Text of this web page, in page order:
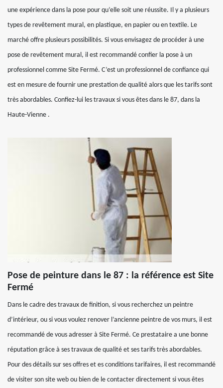
une expérience dans la pose pour qu’elle soit une réussite. Il y a plusieurs
types de revêtement mural, en plastique, en papier ou en textile. Le
marché offre plusieurs possibilités. Si vous envisagez de procéder à une
pose de revêtement mural, il est recommandé confier la pose à un
professionnel comme Site Fermé. C’est un professionnel de confiance qui
est en mesure de fournir une prestation de qualité alors que les tarifs sont
très abordables. Confiez-lui les travaux si vous êtes dans le 87, dans la
Haute-Vienne .
Pose de peinture dans le 87 : la référence est Site
Fermé
Dans le cadre des travaux de finition, si vous recherchez un peintre
d’intérieur, ou si vous voulez renover l’ancienne peintre de vos murs, il est
recommandé de vous adresser à Site Fermé. Ce prestataire a une bonne
réputation grâce à ses travaux de qualité et ses tarifs très abordables.
Pour des détails sur ses offres et es conditions tarifaires, il est recommandé
de visiter son site web ou bien de le contacter directement si vous êtes